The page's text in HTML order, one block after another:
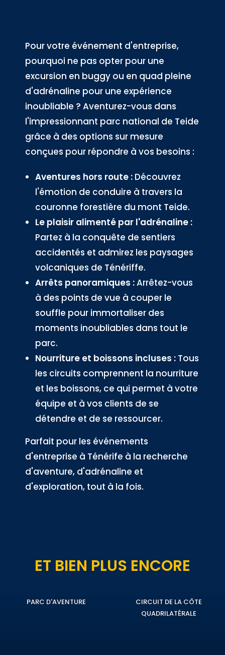
Pour votre événement d'entreprise,
pourquoi ne pas opter pour une
excursion en buggy ou en quad pleine
d'adrénaline pour une expérience
inoubliable ? Aventurez-vous dans
l'impressionnant parc national de Teide
grâce à des options sur mesure
conçues pour répondre à vos besoins :
Aventures hors route : Découvrez
l'émotion de conduire à travers la
couronne forestière du mont Teide.
Le plaisir alimenté par l'adrénaline :
Partez à la conquête de sentiers
accidentés et admirez les paysages
volcaniques de Ténériffe.
Arrêts panoramiques :Arrêtez-vous
à des points de vue à couper le
souffle pour immortaliser des
moments inoubliables dans tout le
parc.
Nourriture et boissons incluses : Tous
les circuits comprennent la nourriture
et les boissons, ce qui permet à votre
équipe et à vos clients de se
détendre et de se ressourcer.
Parfait pour les événements
d'entreprise à Ténérife à la recherche
d'aventure, d'adrénaline et
d'exploration, tout à la fois.
ET BIEN PLUS ENCORE
PARC D'AVENTURE
CIRCUIT DE LA CÔTE
QUADRILATÉRALE